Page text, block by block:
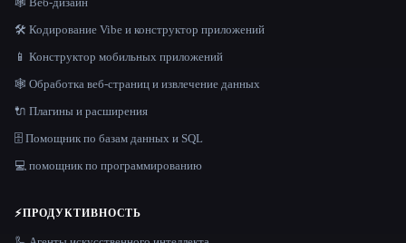
🛠️ Кодирование Vibe и конструктор приложений
📱 Конструктор мобильных приложений
🕸️ Обработка веб-страниц и извлечение данных
🔌 Плагины и расширения
🗄️ Помощник по базам данных и SQL
💻 помощник по программированию
⚡ПРОДУКТИВНОСТЬ